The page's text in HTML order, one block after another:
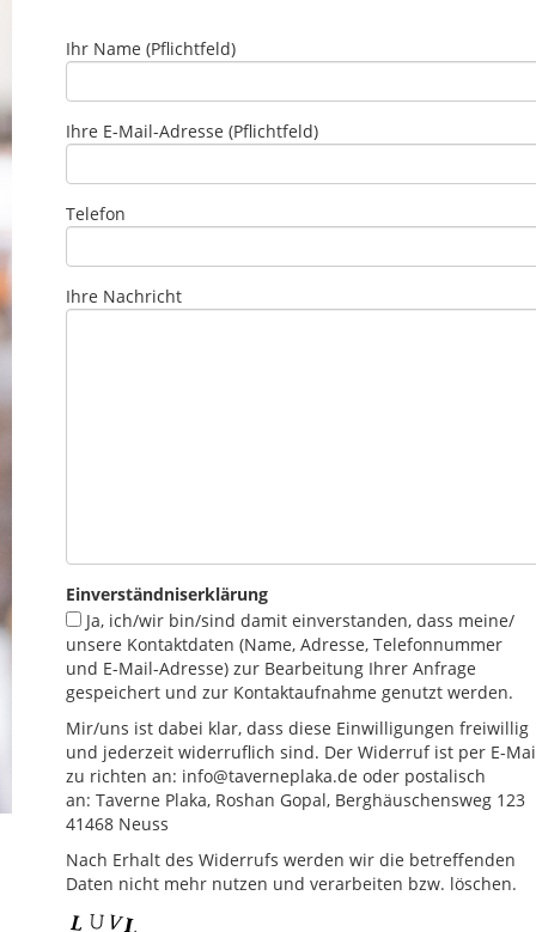
Ihr Name (Pflichtfeld)
Ihre E-Mail-Adresse (Pflichtfeld)
Telefon
Ihre Nachricht
Einverständniserklärung
Ja, ich/wir bin/sind damit einverstanden, dass meine/
unsere Kontaktdaten (Name, Adresse, Telefonnummer
und E-Mail-Adresse) zur Bearbeitung Ihrer Anfrage
gespeichert und zur Kontaktaufnahme genutzt werden.
Mir/uns ist dabei klar, dass diese Einwilligungen freiwillig
und jederzeit widerruflich sind. Der Widerruf ist per E-
zu richten an: info@taverneplaka.de oder postalisch
an: Taverne Plaka, Roshan Gopal, Berghäuschensweg 123
41468 Neuss
Nach Erhalt des Widerrufs werden wir die betreffenden
Daten nicht mehr nutzen und verarbeiten bzw. löschen.